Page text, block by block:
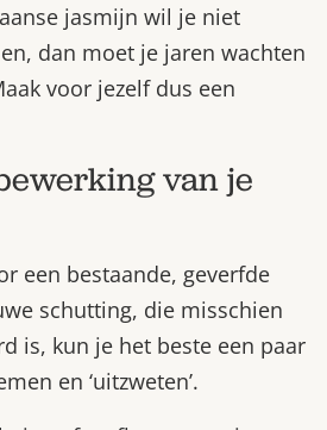
jasmijn wil je niet
dan moet je jaren wachten
voor jezelf dus een
van je
een bestaande, geverfde
schutting, die misschien
is, kun je het beste een paar
en ‘uitzweten’.